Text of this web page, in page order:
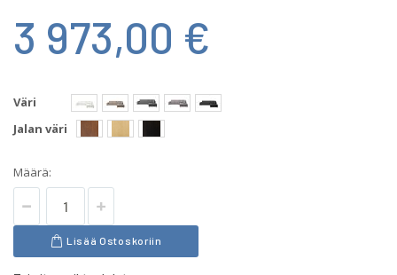
3 973,00 €
Väri
Jalan väri
Määrä:
Lisää Ostoskoriin